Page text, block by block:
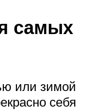
самых
или зимой
себя